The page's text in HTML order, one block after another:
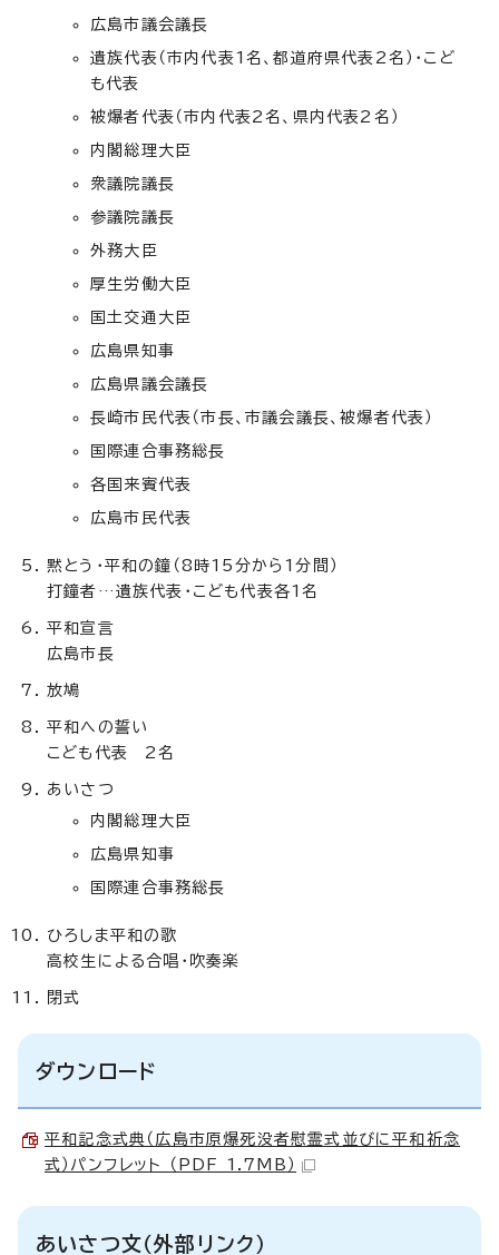
広島市議会議長
遺族代表（市内代表1名、都道府県代表2名）・こど
も代表
被爆者代表（市内代表2名、県内代表2名）
内閣総理大臣
衆議院議長
参議院議長
外務大臣
厚生労働大臣
国土交通大臣
広島県知事
広島県議会議長
長崎市民代表（市長、市議会議長、被爆者代表）
国際連合事務総長
各国来賓代表
広島市民代表
黙とう・平和の鐘（8時15分から1分間）
打鐘者…遺族代表・こども代表各1名
平和宣言
広島市長
放鳩
平和への誓い
こども代表 2名
あいさつ
内閣総理大臣
広島県知事
国際連合事務総長
ひろしま平和の歌
高校生による合唱・吹奏楽
閉式
ダウンロード
平和記念式典（広島市原爆死没者慰霊式並びに平和祈念
式）パンフレット （PDF 1.7MB）
あいさつ文（外部リンク）